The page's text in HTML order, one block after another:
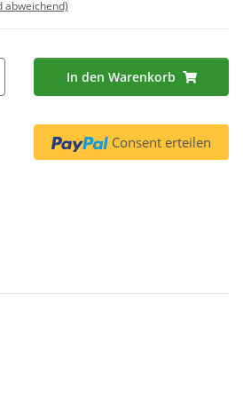
abweichend)
In den Warenkorb
Consent erteilen